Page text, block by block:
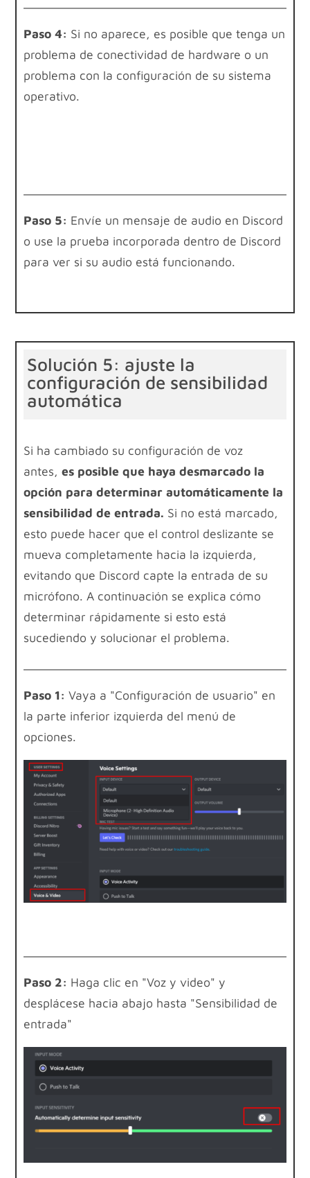
Paso 4: Si no aparece, es posible que tenga un
problema de conectividad de hardware o un
problema con la configuración de su sistema
operativo.
Paso 5: Envíe un mensaje de audio en Discord
o use la prueba incorporada dentro de Discord
para ver si su audio está funcionando.
Solución 5: ajuste la
configuración de sensibilidad
automática
Si ha cambiado su configuración de voz
antes,es posible que haya desmarcado la
opción para determinar automáticamente la
sensibilidad de entrada. Si no está marcado,
esto puede hacer que el control deslizante se
mueva completamente hacia la izquierda,
evitando que Discord capte la entrada de su
micrófono. A continuación se explica cómo
determinar rápidamente si esto está
sucediendo y solucionar el problema.
Paso 1: Vaya a "Configuración de usuario" en
la parte inferior izquierda del menú de
opciones.
Paso 2: Haga clic en "Voz y video" y
desplácese hacia abajo hasta "Sensibilidad de
entrada"